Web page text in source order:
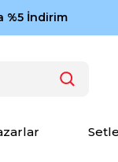
%5 İndirim